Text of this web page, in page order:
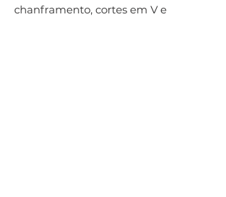
chanframento, cortes em V e